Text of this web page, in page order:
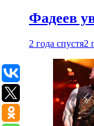
Фадеев
2 года спустя2